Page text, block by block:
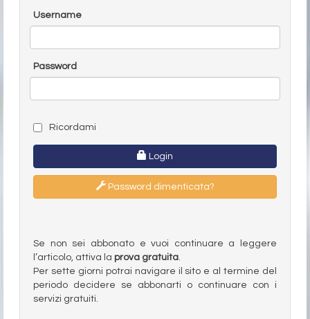
Username
Password
Ricordami
Login
Password dimenticata?
Se non sei abbonato e vuoi continuare a leggere
l’articolo, attiva la prova gratuita.
Per sette giorni potrai navigare il sito e al termine del
periodo decidere se abbonarti o continuare con i
servizi gratuiti.